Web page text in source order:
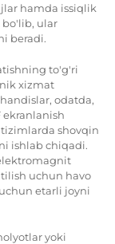
hamda issiqlik
ular
beradi.
to'g'ri
xizmat
odatda,
shovqin
ishlab chiqadi.
uchun havo
etarli joyni
yoki